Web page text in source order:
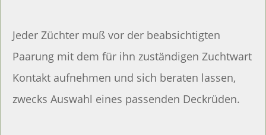
Jeder Züchter muß vor der beabsichtigten
Paarung mit dem für ihn zuständigen Zuchtwart
Kontakt aufnehmen und sich beraten lassen,
zwecks Auswahl eines passenden Deckrüden.